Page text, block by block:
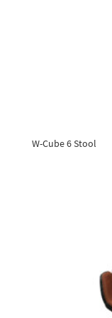
W-Cube 6 Stool